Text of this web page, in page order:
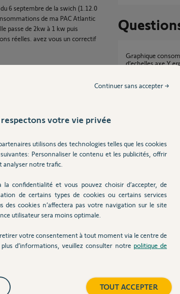
6 septembre de la swich (1.12.0
de ma PAC Atlantic
passe de 2kw à 1 kw puis
réelles. avez vous un correctif
Partager cette question
fil de discussion
Graphique consommation energie : Valeurs
d’echelles axe Y
Capteur
à
respectons votre vie privée
utilisons des technologies telles que les cookies
Personnaliser le contenu et les publicités, offrir
analyser notre trafic.
confidentialité et vous pouvez choisir d’accepter, de
de certains types de cookies ou certains services
des cookies n’affectera pas votre navigation sur le site
utilisateur sera moins optimale.
votre consentement à tout moment via le centre de
d’informations, veuillez consulter notre politique de
Continuer sans accepter →
TOUT ACCEPTER